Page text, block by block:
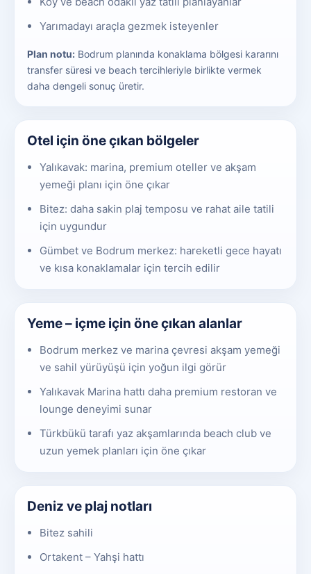
Yarımadayı araçla gezmek isteyenler
Plan notu: Bodrum planında konaklama bölgesi kararını
transfer süresi ve beach tercihleriyle birlikte vermek
daha dengeli sonuç üretir.
Otel için öne çıkan bölgeler
Yalıkavak: marina, premium oteller ve akşam
yemeği planı için öne çıkar
Bitez: daha sakin plaj temposu ve rahat aile tatili
için uygundur
Gümbet ve Bodrum merkez: hareketli gece hayatı
ve kısa konaklamalar için tercih edilir
Yeme – içme için öne çıkan alanlar
Bodrum merkez ve marina çevresi akşam yemeği
ve sahil yürüyüşü için yoğun ilgi görür
Yalıkavak Marina hattı daha premium restoran ve
lounge deneyimi sunar
Türkbükü tarafı yaz akşamlarında beach club ve
uzun yemek planları için öne çıkar
Deniz ve plaj notları
Bitez sahili
Ortakent – Yahşi hattı